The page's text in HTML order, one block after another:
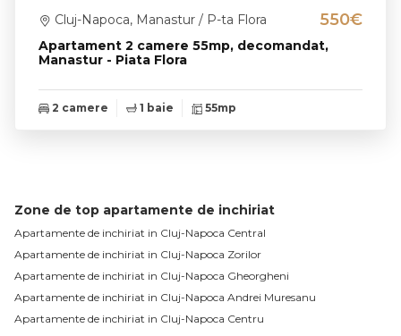
Apartament 2 camere 55mp, decomandat,
Manastur - Piata Flora
Cluj-Napoca, Manastur / P-ta Flora 550€
2 camere 1 baie 55mp
Zone de top apartamente de inchiriat
Apartamente de inchiriat in Cluj-Napoca Central
Apartamente de inchiriat in Cluj-Napoca Zorilor
Apartamente de inchiriat in Cluj-Napoca Gheorgheni
Apartamente de inchiriat in Cluj-Napoca Andrei Muresanu
Apartamente de inchiriat in Cluj-Napoca Centru